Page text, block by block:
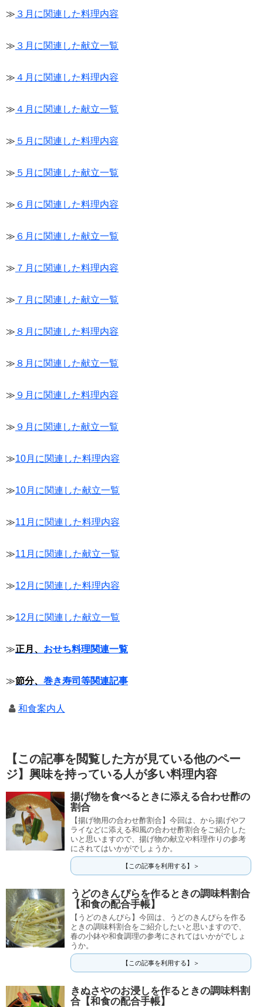
≫ ３月に関連した料理内容
≫ ３月に関連した献立一覧
≫ ４月に関連した料理内容
≫ ４月に関連した献立一覧
≫ ５月に関連した料理内容
≫ ５月に関連した献立一覧
≫ ６月に関連した料理内容
≫ ６月に関連した献立一覧
≫ ７月に関連した料理内容
≫ ７月に関連した献立一覧
≫ ８月に関連した料理内容
≫ ８月に関連した献立一覧
≫ ９月に関連した料理内容
≫ ９月に関連した献立一覧
≫10月に関連した料理内容
≫10月に関連した献立一覧
≫11月に関連した料理内容
≫11月に関連した献立一覧
≫12月に関連した料理内容
≫12月に関連した献立一覧
≫正月、 おせち料理関連一覧
≫節分、 巻き寿司等関連記事
和食案内人
【この記事を閲覧した方が見ている他のペー
ジ】興味を持っている人が多い料理内容
揚げ物を食べるときに添える合わせ酢の
割合
【揚げ物用の合わせ酢割合】今回は、から揚げやフ
ライなどに添える和風の合わせ酢割合をご紹介した
いと思いますので、揚げ物の献立や料理作りの参考
にされてはいかがでしょうか。
【この記事を利用する】＞
うどのきんぴらを作るときの調味料割合
【和食の配合手帳】
【うどのきんぴら】今回は、うどのきんぴらを作る
ときの調味料割合をご紹介したいと思いますので、
春の小鉢や和食調理の参考にされてはいかがでしょ
うか。
【この記事を利用する】＞
きぬさやのお浸しを作るときの調味料割
合【和食の配合手帳】